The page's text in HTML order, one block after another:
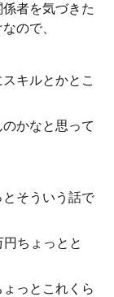
者を気づきた
ので、
キルとかとこ
かなと思って
そういう話で
ちょっとと
っとこれくら